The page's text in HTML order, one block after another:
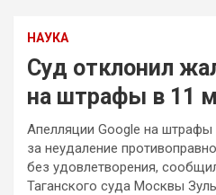
НАУКА
Суд отклонил
на штрафы в 11
Апелляции Google на штрафы
за неудаление
без удовлетворения,
Таганского суда Москвы